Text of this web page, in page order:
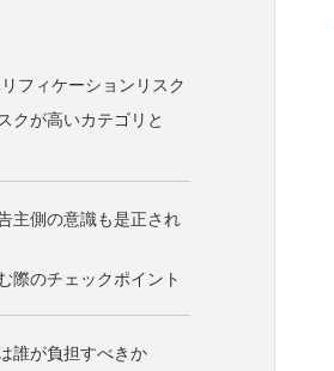
フィケーションリスク
クが高いカテゴリと
主側の意識も是正され
際のチェックポイント
誰が負担すべきか